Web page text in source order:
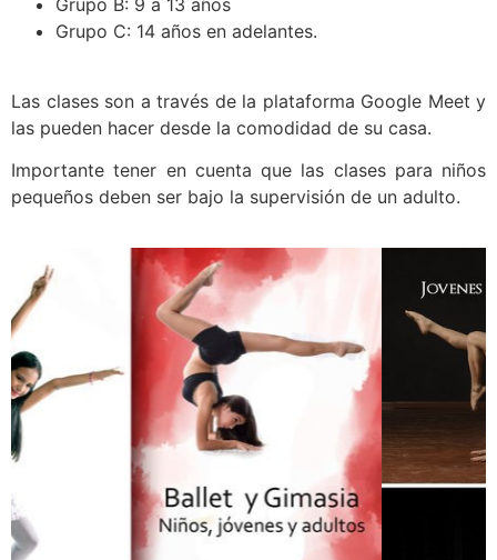
Grupo B: 9 a 13 años
Grupo C: 14 años en adelantes.
Las clases son a través de la plataforma Google Meet y
las pueden hacer desde la comodidad de su casa.
Importante tener en cuenta que las clases para niños
pequeños deben ser bajo la supervisión de un adulto.